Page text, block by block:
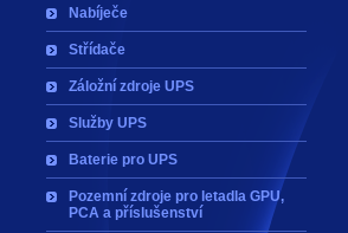
Nabíječe
Střídače
Záložní zdroje UPS
Služby UPS
Baterie pro UPS
Pozemní zdroje pro letadla GPU,
PCA a příslušenství